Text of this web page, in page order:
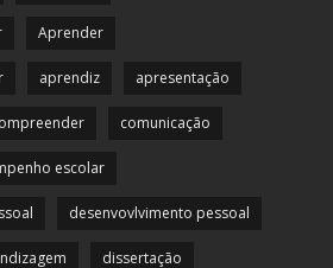
Aprender
aprendiz apresentação
comunicação
escolar
desenvovlvimento pessoal
dissertação